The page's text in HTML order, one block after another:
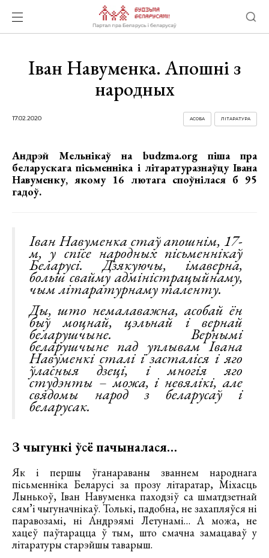
Іван Навуменка. Апошні з
народных
17.02.2020 ЛІТАРАТУРА
АСОБА
Андрэй Мельнікаў на budzma.org піша пра
беларускага пісьменніка і літаратуразнаўцу Івана
Навуменку, якому 16 лютага споўнілася б 95
гадоў.
Іван Навуменка стаў апошнім, 17-
м, у спісе народных пісьменнікаў
Беларусі. Дзякуючы, імаверна,
больш свайму адміністрацыйнаму,
чым літаратурнаму таленту.
Ды, што немалаважна, асобай ён
быў моцнай, цэльнай і вернай
беларушчыне. Вернымі
беларушчыне пад уплывам Івана
Навуменкі сталі і засталіся і яго
ўласныя дзеці, і многія яго
студэнты – можа, і невялікі, але
свядомы народ з беларусаў і
беларусак.
З чыгункі ўсё пачыналася…
Як і першы ўганараваны званнем народнага
пісьменніка Беларусі за прозу літаратар, Міхасць
Лынькоў, Іван Навуменка паходзіў са шматдзетнай
сям’і чыгуначнікаў. Толькі, падобна, не захапляўся ні
паравозамі, ні Андрэямі Летунамі… А можа, не
хацеў паўтарацца ў тым, што смачна замацаваў у
літаратуры старэйшы таварыш.